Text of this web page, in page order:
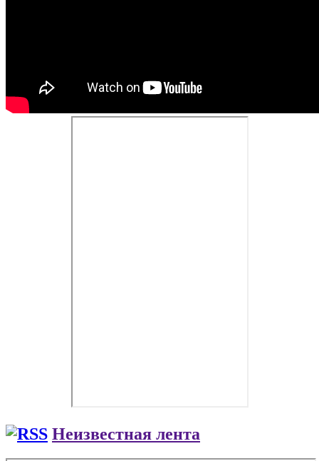
Неизвестная лента